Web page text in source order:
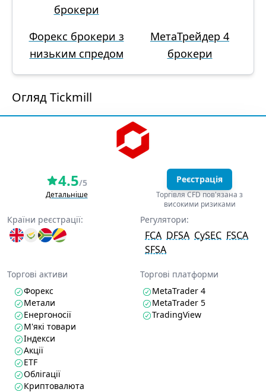
брокери
Форекс брокери з
низьким спредом
МетаТрейдер 4
брокери
Огляд Tickmill
4.5/5
Детальніше
Реєстрація
Торгівля CFD пов'язана з
високими ризиками
Країни реєстрації: Регулятори:
FCA DFSA CySEC FSCA
SFSA
Торгові активи
Форекс
Метали
Енергоносії
М'які товари
Індекси
Акції
ETF
Облігації
Криптовалюта
Торгові платформи
MetaTrader 4
MetaTrader 5
TradingView